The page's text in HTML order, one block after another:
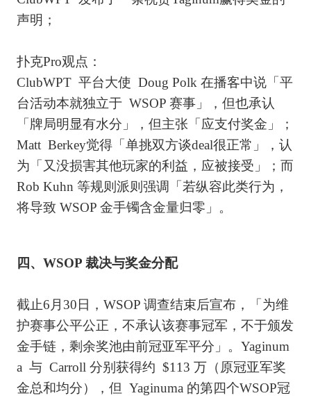
声明；
扑克Pro观点：
ClubWPT 平台大使 Doug Polk 在播客中说「平
台活动本就独立于 WSOP 赛事」，但也承认
「牌局明显有水分」，但主张「应支付奖金」；
Matt Berkey觉得「单挑双方谈deal很正常」，认
为「又没损害其他玩家的利益，应被接受」；而
Rob Kuhn 等规则派则强调「若纵容此类行为，
将导致 WSOP 金手镯含金量归零」。
四、WSOP 裁决与奖金分配
截止6月30日，WSOP 调查结束后宣布，「为维
护赛事公平公正，不承认该赛事冠军，不于颁发
金手链，剩余奖池由前冠亚军平分」。Yaginum
a 与 Carroll 分别获得约 $113 万（原冠亚军奖
金总和均分），但 Yaginuma 的第四个WSOP冠